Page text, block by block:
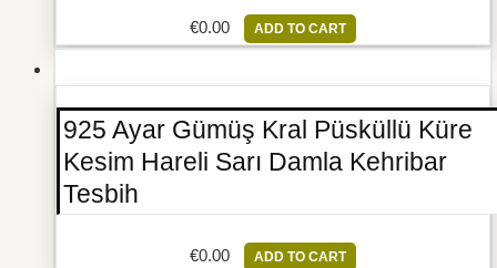
€0.00 ADD TO CART
925 Ayar Gümüş Kral Püsküllü Küre
Kesim Hareli Sarı Damla Kehribar
Tesbih
€0.00 ADD TO CART